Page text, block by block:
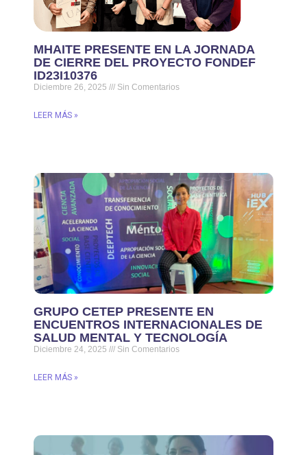
MHAITE PRESENTE EN LA JORNADA
DE CIERRE DEL PROYECTO FONDEF
ID23I10376
Diciembre 26, 2025 Sin Comentarios
LEER MÁS »
GRUPO CETEP PRESENTE EN
ENCUENTROS INTERNACIONALES DE
SALUD MENTAL Y TECNOLOGÍA
Diciembre 24, 2025 Sin Comentarios
LEER MÁS »